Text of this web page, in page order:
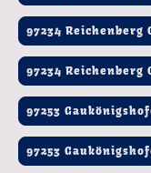
97234
97234
97253
97253